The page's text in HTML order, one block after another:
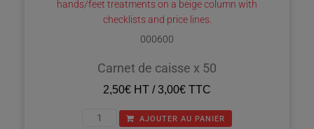
000600
Carnet de caisse x 50
2,50€ HT /3,00€ TTC
AJOUTER AU PANIER